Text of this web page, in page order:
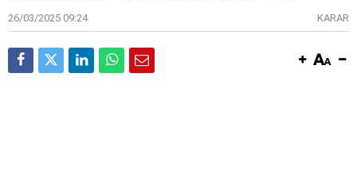
26/03/2025 09:24 KARAR